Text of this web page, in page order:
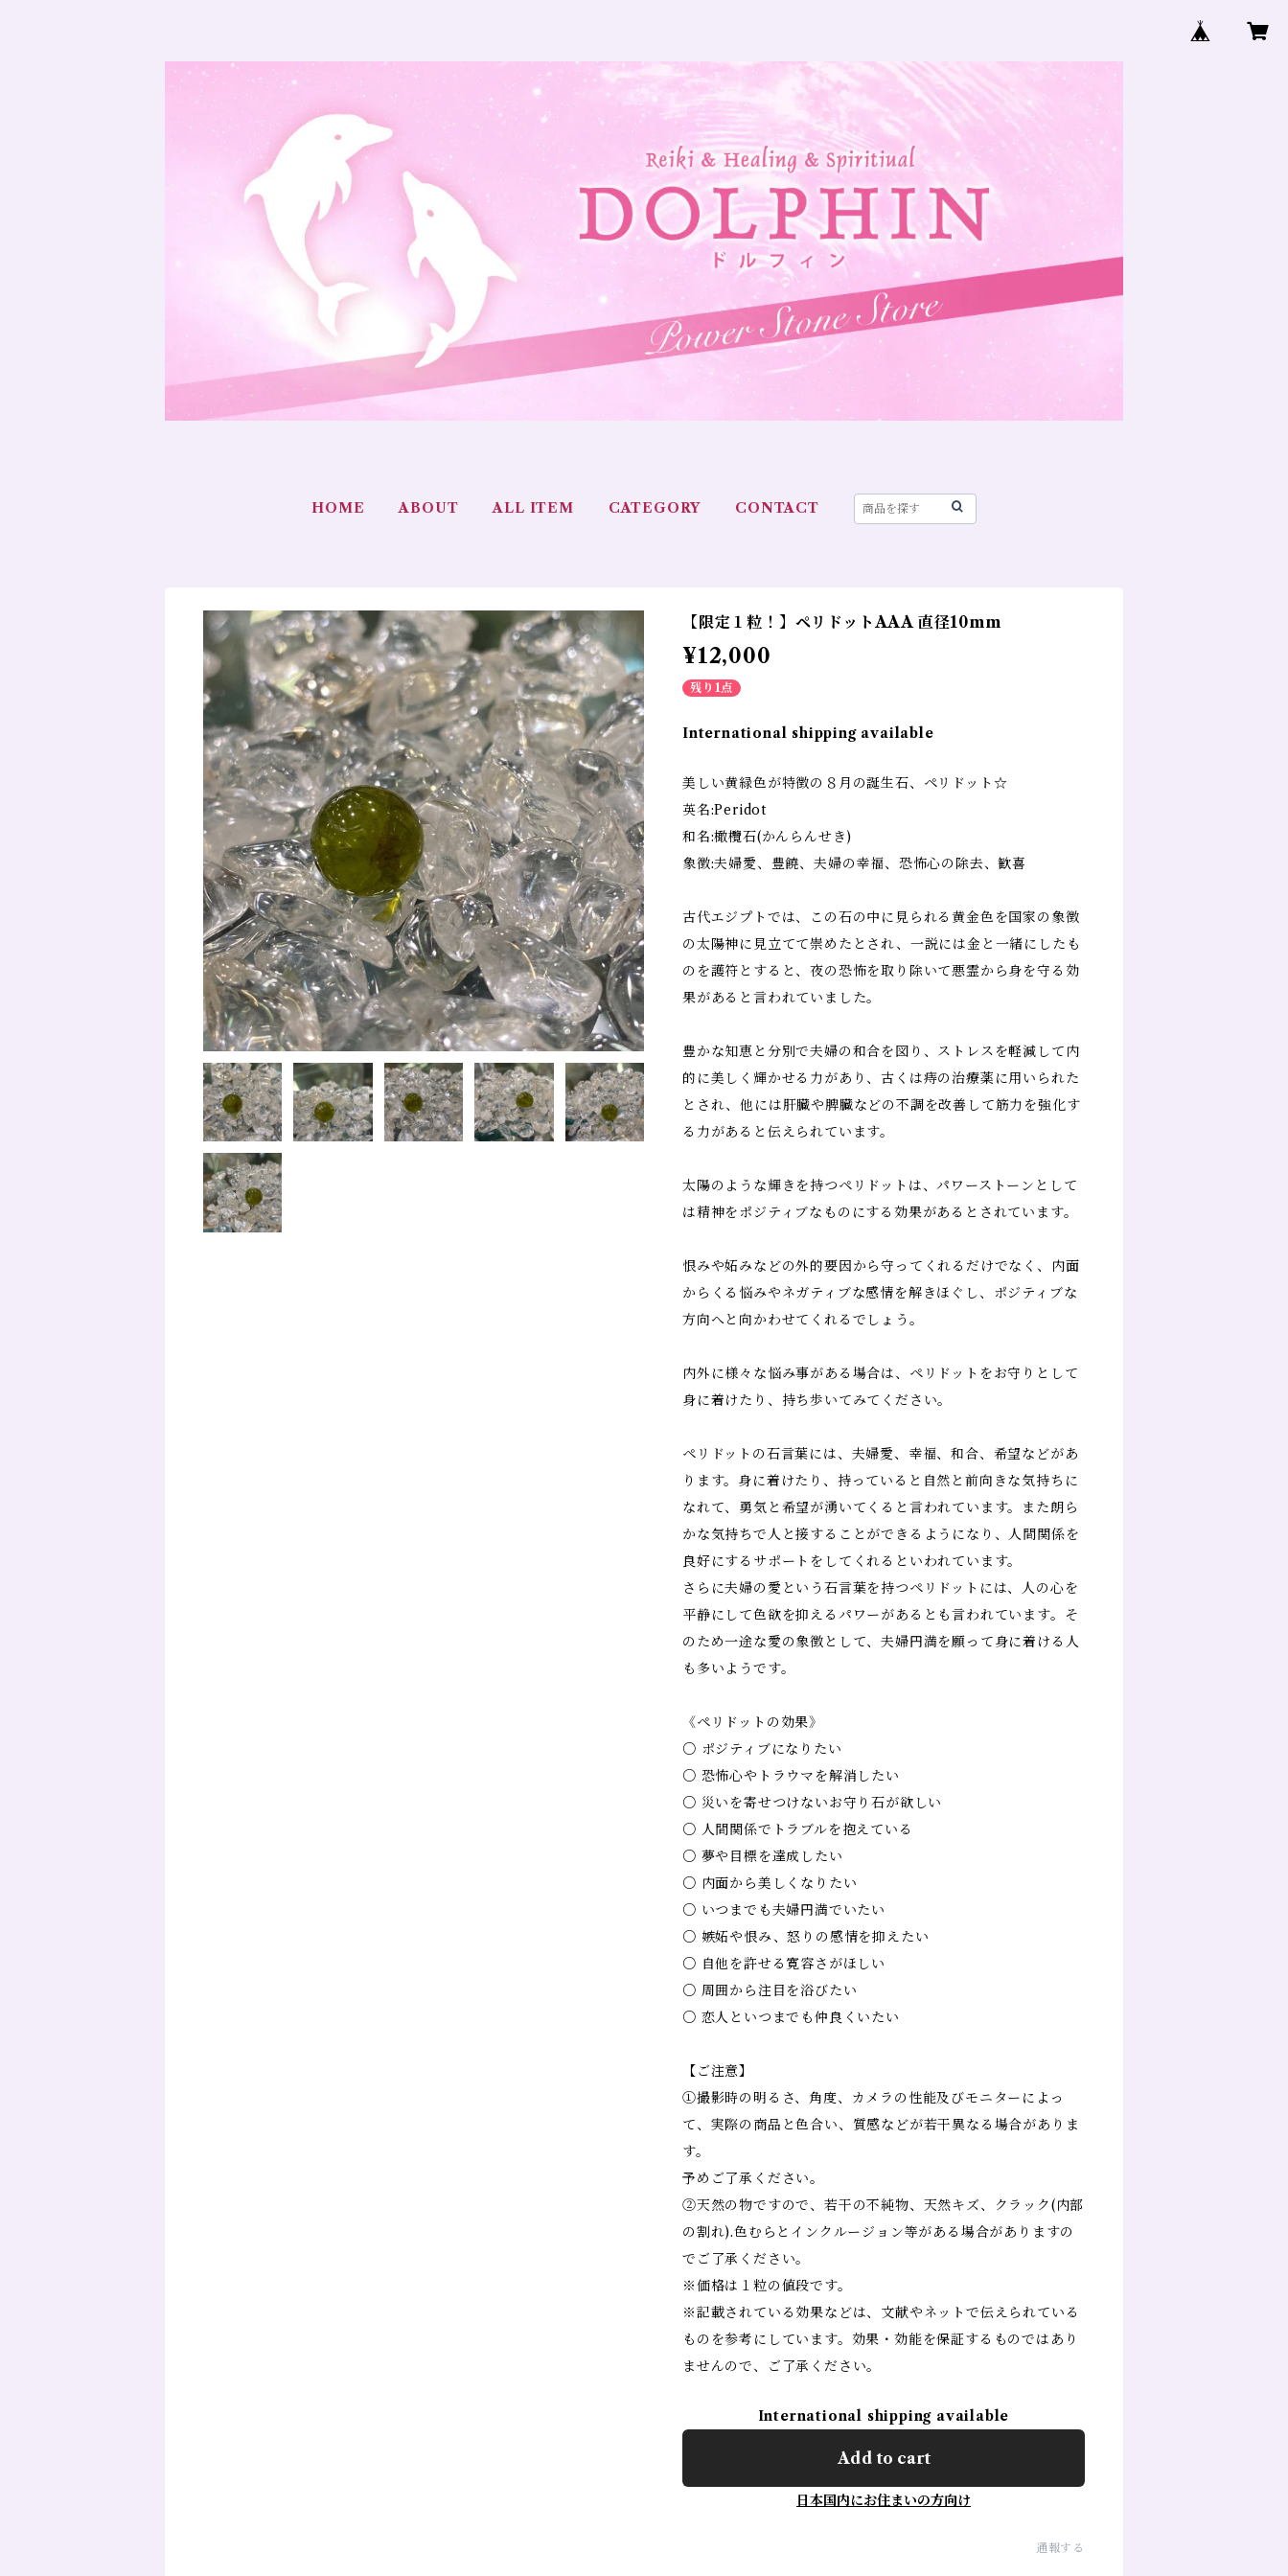
HOME ABOUT ALL ITEM CATEGORY CONTACT
【限定１粒！】ペリドットAAA 直径10mm
¥12,000
残り1点
International shipping available
美しい黄緑色が特徴の８月の誕生石、ペリドット☆
英名:Peridot
和名:橄欖石(かんらんせき)
象徴:夫婦愛、豊饒、夫婦の幸福、恐怖心の除去、歓喜
古代エジプトでは、この石の中に見られる黄金色を国家の象徴
の太陽神に見立てて崇めたとされ、一説には金と一緒にしたも
のを護符とすると、夜の恐怖を取り除いて悪霊から身を守る効
果があると言われていました。
豊かな知恵と分別で夫婦の和合を図り、ストレスを軽減して内
的に美しく輝かせる力があり、古くは痔の治療薬に用いられた
とされ、他には肝臓や脾臓などの不調を改善して筋力を強化す
る力があると伝えられています。
太陽のような輝きを持つペリドットは、パワーストーンとして
は精神をポジティブなものにする効果があるとされています。
恨みや妬みなどの外的要因から守ってくれるだけでなく、内面
からくる悩みやネガティブな感情を解きほぐし、ポジティブな
方向へと向かわせてくれるでしょう。
内外に様々な悩み事がある場合は、ペリドットをお守りとして
身に着けたり、持ち歩いてみてください。
ペリドットの石言葉には、夫婦愛、幸福、和合、希望などがあ
ります。身に着けたり、持っていると自然と前向きな気持ちに
なれて、勇気と希望が湧いてくると言われています。また朗ら
かな気持ちで人と接することができるようになり、人間関係を
良好にするサポートをしてくれるといわれています。
さらに夫婦の愛という石言葉を持つペリドットには、人の心を
平静にして色欲を抑えるパワーがあるとも言われています。そ
のため一途な愛の象徴として、夫婦円満を願って身に着ける人
も多いようです。
《ペリドットの効果》
○ ポジティブになりたい
○ 恐怖心やトラウマを解消したい
○ 災いを寄せつけないお守り石が欲しい
○ 人間関係でトラブルを抱えている
○ 夢や目標を達成したい
○ 内面から美しくなりたい
○ いつまでも夫婦円満でいたい
○ 嫉妬や恨み、怒りの感情を抑えたい
○ 自他を許せる寛容さがほしい
○ 周囲から注目を浴びたい
○ 恋人といつまでも仲良くいたい
【ご注意】
①撮影時の明るさ、角度、カメラの性能及びモニターによっ
て、実際の商品と色合い、質感などが若干異なる場合がありま
す。
予めご了承ください。
②天然の物ですので、若干の不純物、天然キズ、クラック(内部
の割れ).色むらとインクルージョン等がある場合がありますの
でご了承ください。
※価格は１粒の値段です。
※記載されている効果などは、文献やネットで伝えられている
ものを参考にしています。効果・効能を保証するものではあり
ませんので、ご了承ください。
International shipping available
Add to cart
日本国内にお住まいの方向け
通報する